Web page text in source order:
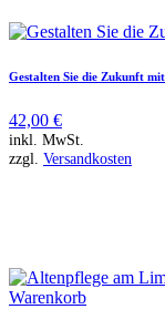
Gestalten Sie die Zukunft
42,00 €
inkl. MwSt.
zzgl. Versandkosten
Warenkorb